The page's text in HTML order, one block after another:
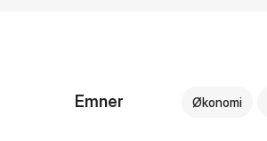
Emner Økonomi